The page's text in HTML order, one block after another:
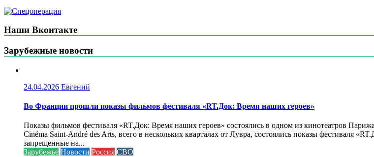
Наши Вконтакте
Зарубежные новости
24.04.2026 Евгений
Во Франции прошли показы фильмов фестиваля «RT.Док: Время наших героев»
Показы фильмов фестиваля «RT.Док: Время наших героев» состоялись в одном из кинотеатров
Cinéma Saint-André des Arts, всего в нескольких кварталах от Лувра, состоялись показы фестиваля
запрещенные на...
Зарубежье Новости Россия СВО